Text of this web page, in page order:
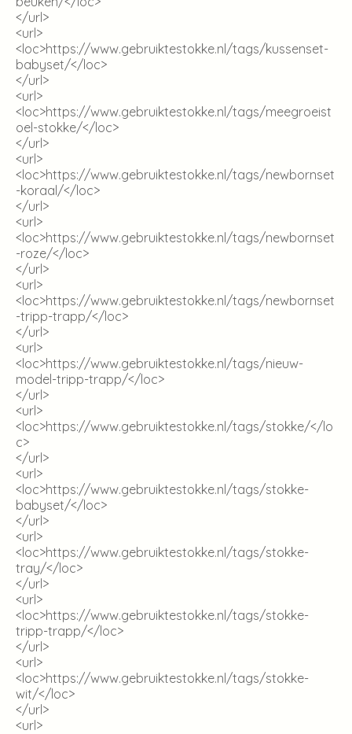
</url>
<url>
<loc>https://www.gebruiktestokke.nl/tags/kussenset-
babyset/</loc>
</url>
<url>
<loc>https://www.gebruiktestokke.nl/tags/meegroeist
oel-stokke/</loc>
</url>
<url>
<loc>https://www.gebruiktestokke.nl/tags/newbornset
-koraal/</loc>
</url>
<url>
<loc>https://www.gebruiktestokke.nl/tags/newbornset
-roze/</loc>
</url>
<url>
<loc>https://www.gebruiktestokke.nl/tags/newbornset
-tripp-trapp/</loc>
</url>
<url>
<loc>https://www.gebruiktestokke.nl/tags/nieuw-
model-tripp-trapp/</loc>
</url>
<url>
<loc>https://www.gebruiktestokke.nl/tags/stokke/</lo
c>
</url>
<url>
<loc>https://www.gebruiktestokke.nl/tags/stokke-
babyset/</loc>
</url>
<url>
<loc>https://www.gebruiktestokke.nl/tags/stokke-
tray/</loc>
</url>
<url>
<loc>https://www.gebruiktestokke.nl/tags/stokke-
tripp-trapp/</loc>
</url>
<url>
<loc>https://www.gebruiktestokke.nl/tags/stokke-
wit/</loc>
</url>
<url>